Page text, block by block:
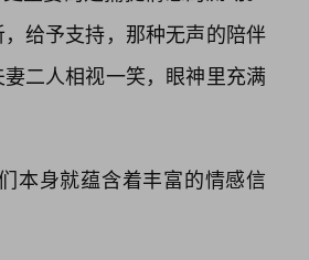
给予支持，那种无声的陪伴
二人相视一笑，眼神里充满
本身就蕴含着丰富的情感信